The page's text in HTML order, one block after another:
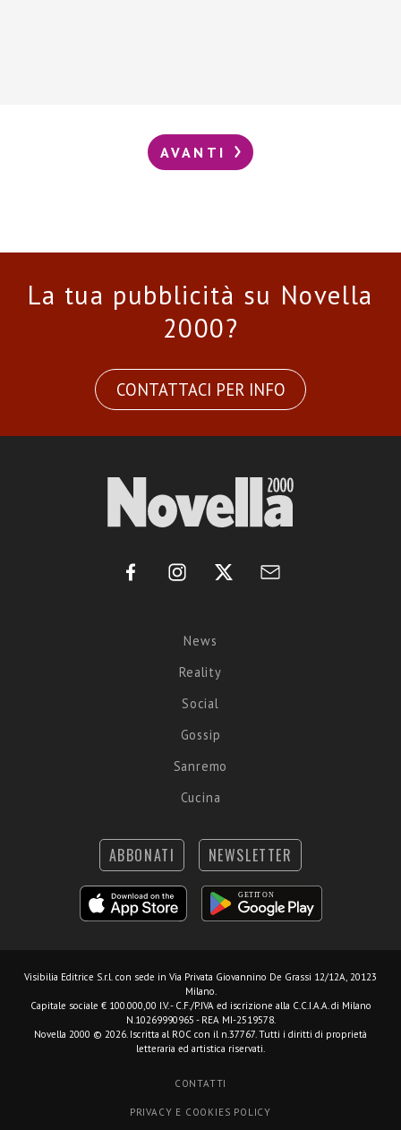
AVANTI
La tua pubblicità su Novella
2000?
CONTATTACI PER INFO
News
Reality
Social
Gossip
Sanremo
Cucina
ABBONATI NEWSLETTER
Visibilia Editrice S.r.l. con sede in Via Privata Giovannino De Grassi 12/12A, 20123
Milano.
Capitale sociale € 100.000,00 I.V. - C.F./P.IVA ed iscrizione alla C.C.I.A.A. di Milano
N.10269990965 - REA MI-2519578.
Novella 2000 © 2026. Iscritta al ROC con il n.37767. Tutti i diritti di proprietà
letteraria ed artistica riservati.
CONTATTI
PRIVACY E COOKIES POLICY